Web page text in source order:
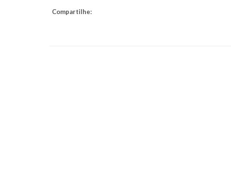
Compartilhe: